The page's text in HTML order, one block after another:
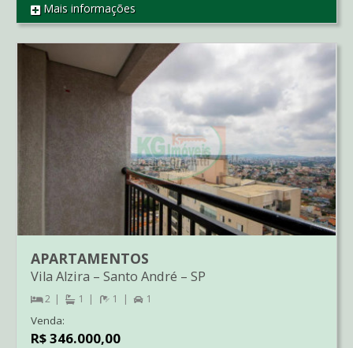
REF AP2368
Mais informações
APARTAMENTOS
Vila Alzira – Santo André – SP
2 1 1 1
Venda:
R$ 346.000,00